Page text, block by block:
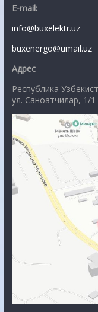
E-mail:
info@buxelektr.uz
buxenergo@umail.uz
Адрес
Республика
ул. Саноатчилар, 1/1